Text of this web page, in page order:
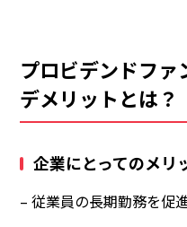
プロビデンドファ
デメリットとは？
企業にとってのメリ
– 従業員の長期勤務を促